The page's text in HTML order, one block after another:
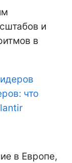
и
в
что
в Европе,